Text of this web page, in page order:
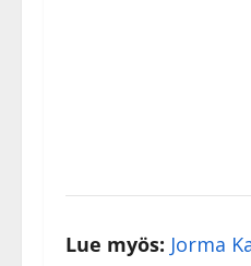
Lue myös: Jorma